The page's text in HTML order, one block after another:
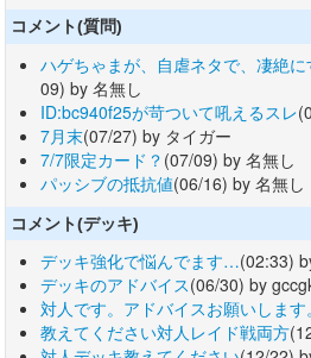
コメント(質問)
ハゲちゃまが、自虐ネタで、凄絶
09) by 名無し
ID:bc940f25が苛ついて吼えるスレ
7月末(07/27) by タイガー
7/7限定カード？ (07/09) by 名無し
パッシブの抵抗値(06/16) by 名無し
コメント(デッキ)
デッキ強化で悩んでます…(02:33)
デッキのアドバイス(06/30) by
対人です。アドバイスお願いします。
教えてください対人レイド戦両方